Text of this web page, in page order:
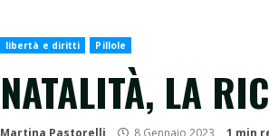
libertà e diritti Pillole
NATALITÀ, LA